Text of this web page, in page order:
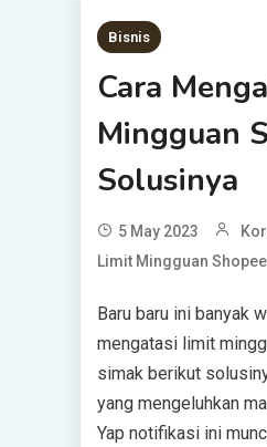
Bisnis
Cara
Mingguan
Solusinya
5 May 2023
Limit Mingguan Shopee
Baru baru ini banyak
mengatasi limit
simak berikut
yang mengeluhkan
Yap notifikasi ini